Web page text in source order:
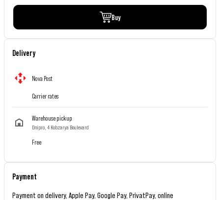
Buy
Delivery
Nova Post
Carrier rates
Warehouse pickup
Dnipro, 4 Kobzarya Boulevard
Free
Payment
Payment on delivery, Apple Pay, Google Pay, PrivatPay, online